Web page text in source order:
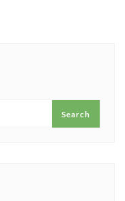
Search